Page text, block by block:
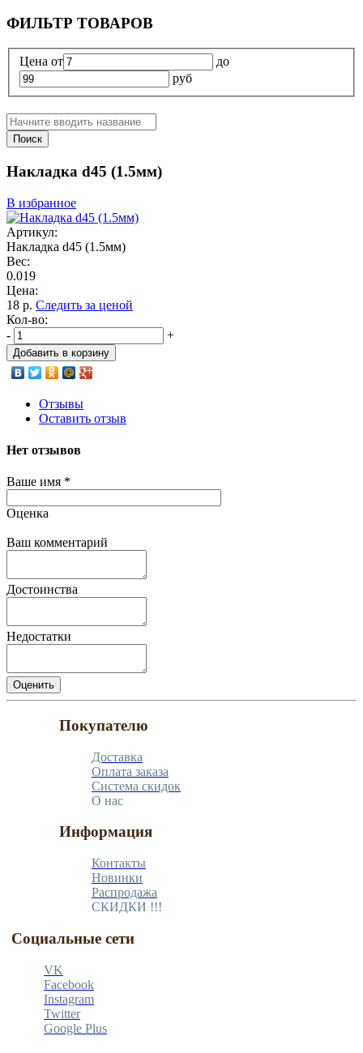
ФИЛЬТР ТОВАРОВ
Цена от
до
руб
Поиск
Накладка d45 (1.5мм)
В избранное
Артикул:
Накладка d45 (1.5мм)
Вес:
0.019
Цена:
18 р. Следить за ценой
Кол-во:
-
+
Добавить в корзину
Отзывы
Оставить отзыв
Нет отзывов
Ваше имя *
Оценка
Ваш комментарий
Достоинства
Недостатки
Покупателю
Доставка
Оплата заказа
Система скидок
О нас
Информация
Контакты
Новинки
Распродажа
СКИДКИ !!!
Социальные сети
VK
Facebook
Instagram
Twitter
Google Plus